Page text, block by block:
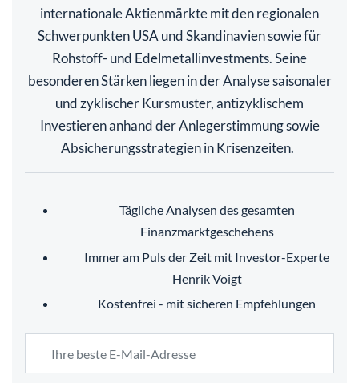
internationale Aktienmärkte mit den regionalen
Schwerpunkten USA und Skandinavien sowie für
Rohstoff- und Edelmetallinvestments. Seine
besonderen Stärken liegen in der Analyse saisonaler
und zyklischer Kursmuster, antizyklischem
Investieren anhand der Anlegerstimmung sowie
Absicherungsstrategien in Krisenzeiten.
Tägliche Analysen des gesamten
Finanzmarktgeschehens
Immer am Puls der Zeit mit Investor-Experte
Henrik Voigt
Kostenfrei - mit sicheren Empfehlungen